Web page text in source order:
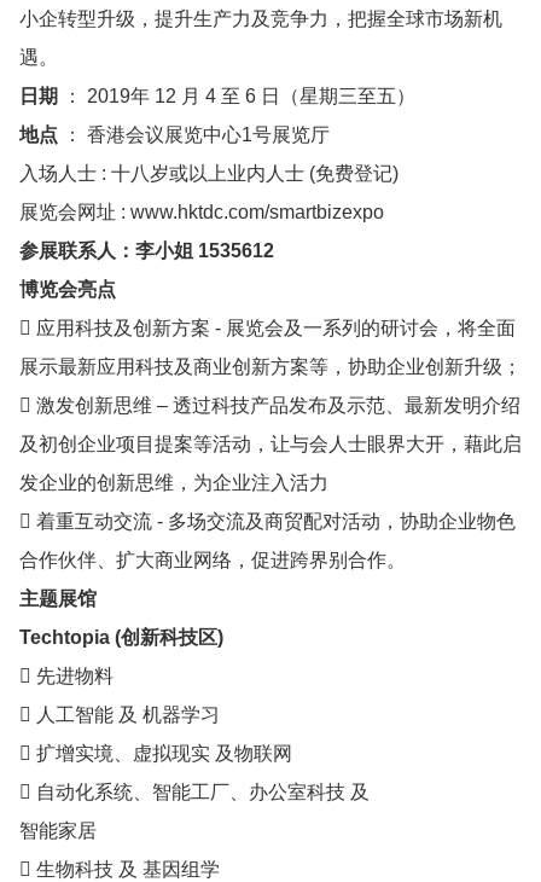
小企转型升级，提升生产力及竞争力，把握全球市场新机
遇。
日期
： 2019年 12 月 4 至 6 日（星期三至五）
地点
： 香港会议展览中心1号展览厅
入场人士 : 十八岁或以上业内人士 (免费登记)
展览会网址 : www.hktdc.com/smartbizexpo
参展联系人：李小姐 1535612
博览会亮点
 应用科技及创新方案 - 展览会及一系列的研讨会，将全面
展示最新应用科技及商业创新方案等，协助企业创新升级；
 激发创新思维 – 透过科技产品发布及示范、最新发明介绍
及初创企业项目提案等活动，让与会人士眼界大开，藉此启
发企业的创新思维，为企业注入活力
 着重互动交流 - 多场交流及商贸配对活动，协助企业物色
合作伙伴、扩大商业网络，促进跨界别合作。
主题展馆
Techtopia (创新科技区)
 先进物料
 人工智能 及 机器学习
 扩增实境、虚拟现实 及物联网
 自动化系统、智能工厂、办公室科技 及
智能家居
 生物科技 及 基因组学